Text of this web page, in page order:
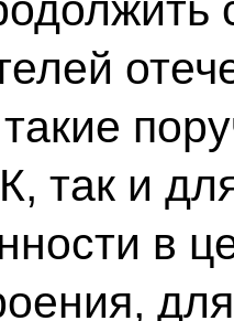
так и
в